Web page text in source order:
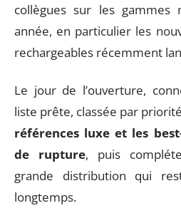
collègues sur les gammes
année, en particulier les
rechargeables récemment
Le jour de l’ouverture,
liste prête, classée par
références luxe et les
de rupture, puis
grande distribution qui
longtemps.